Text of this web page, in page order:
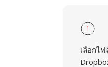
1
เลือกไ